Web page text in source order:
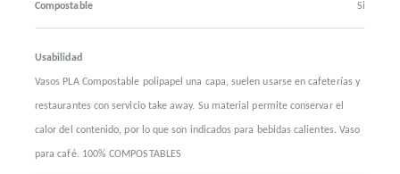
Compostable Si
Usabilidad
Vasos PLA Compostable polipapel una capa, suelen usarse en cafeterías y
restaurantes con servicio take away. Su material permite conservar el
calor del contenido, por lo que son indicados para bebidas calientes. Vaso
para café. 100% COMPOSTABLES